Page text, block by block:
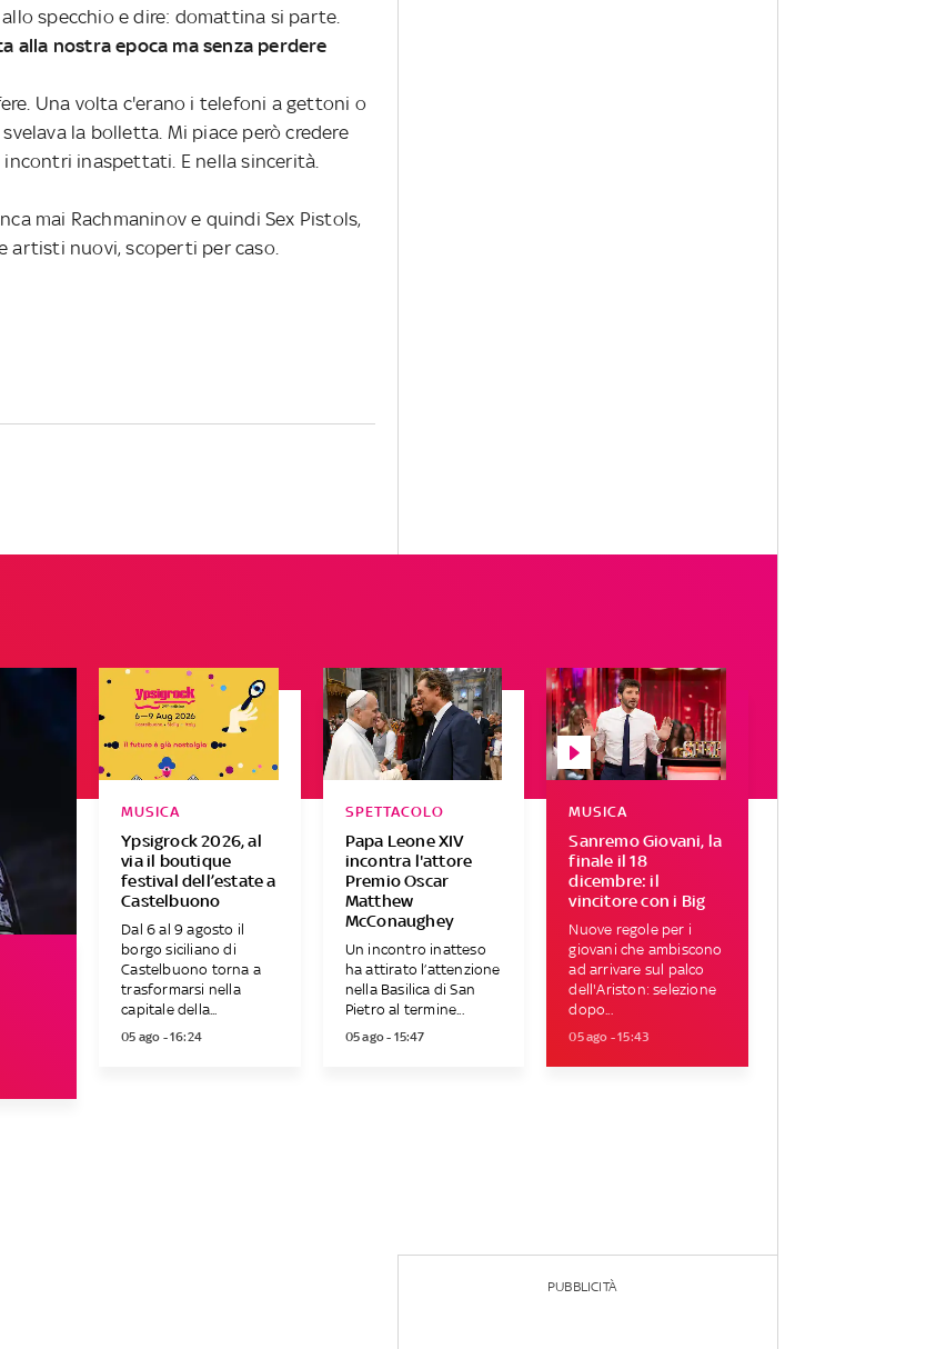
specchio e dire: domattina si parte.
alla nostra epoca ma senza perdere
Una volta c'erano i telefoni a gettoni o
la bolletta. Mi piace però credere
inaspettati. E nella sincerità.
mai Rachmaninov e quindi Sex Pistols,
artisti nuovi, scoperti per caso.
Ypsigrock 2026, al
via il boutique
festival dell’estate a
Castelbuono
MUSICA
Dal 6 al 9 agosto il
borgo siciliano di
Castelbuono torna a
trasformarsi nella
capitale della...
05 ago - 16:24
Papa Leone XIV
incontra l'attore
Premio Oscar
Matthew
McConaughey
SPETTACOLO
Un incontro inatteso
ha attirato l’attenzione
nella Basilica di San
Pietro al termine...
05 ago - 15:47
Sanremo Giovani, la
finale il 18
dicembre: il
vincitore con i Big
MUSICA
Nuove regole per i
giovani che ambiscono
ad arrivare sul palco
dell'Ariston: selezione
dopo...
05 ago - 15:43
PUBBLICITÀ